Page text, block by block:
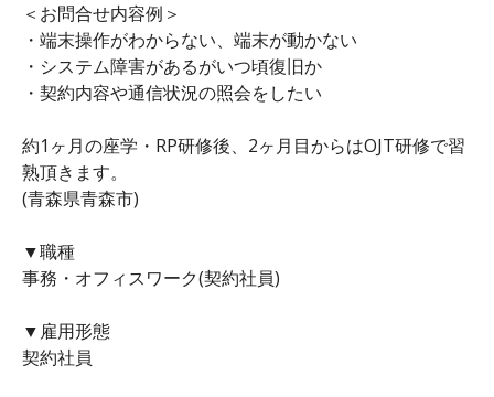
＜お問合せ内容例＞
・端末操作がわからない、端末が動かない
・システム障害があるがいつ頃復旧か
・契約内容や通信状況の照会をしたい
約1ヶ月の座学・RP研修後、2ヶ月目からはOJT研修で習
熟頂きます。
(青森県青森市)
▼職種
事務・オフィスワーク(契約社員)
▼雇用形態
契約社員